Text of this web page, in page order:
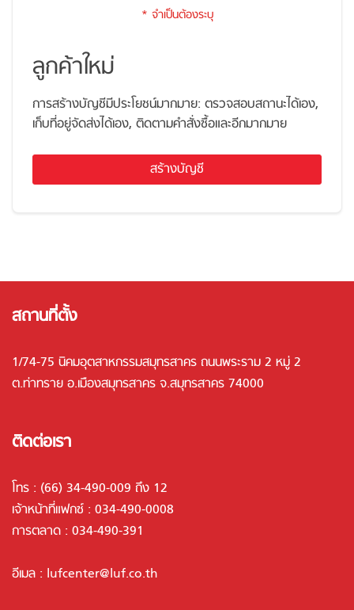
ลูกค้าใหม่
การสร้างบัญชีมีประโยชน์มากมาย: ตรวจสอบสถานะได้เอง,
เก็บที่อยู่จัดส่งได้เอง, ติดตามคำสั่งซื้อและอีกมากมาย
สร้างบัญชี
สถานที่ตั้ง
1/74-75 นิคมอุตสาหกรรมสมุทรสาคร ถนนพระราม 2 หมู่ 2
ต.ท่าทราย อ.เมืองสมุทรสาคร จ.สมุทรสาคร 74000
ติดต่อเรา
โทร : (66) 34-490-009 ถึง 12
เจ้าหน้าที่แฟกซ์ : 034-490-0008
การตลาด : 034-490-391
อีเมล : lufcenter@luf.co.th